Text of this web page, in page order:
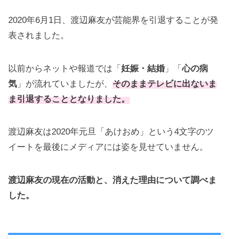
2020年6月1日、渡辺麻友が芸能界を引退することが発
表されました。
以前からネットや報道では「妊娠・結婚」「心の病
気 」が流れていましたが、そのままテレビに出ないま
ま引退することとなりました。
渡辺麻友は2020年元旦「あけおめ」という4文字のツ
イートを最後にメディアには姿を見せていません。
渡辺麻友の現在の活動と、消えた理由について調べま
した。